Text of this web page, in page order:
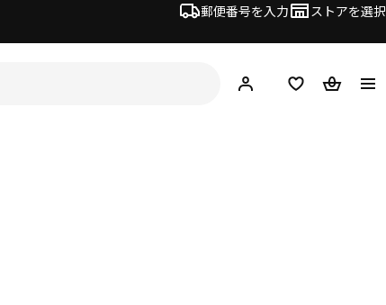
郵便番号を入力 ストアを選択
ログイン・新規入会
欲しいものリスト
カート